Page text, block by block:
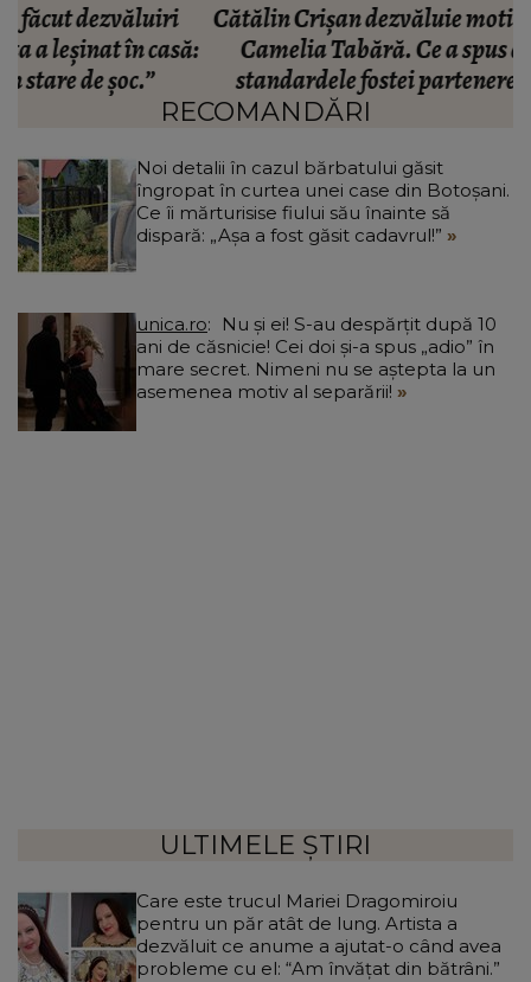
Cătălin Crișan dezvăluie motivul despărțirii de
Camelia Tabără. Ce a spus artistul despre
standardele fostei partenere: „Nu pot să...”
RECOMANDĂRI
Noi detalii în cazul bărbatului găsit
îngropat în curtea unei case din Botoșani.
Ce îi mărturisise fiului său înainte să
dispară: „Așa a fost găsit cadavrul!”
unica.ro
ani de căsnicie! Cei doi și-a spus „adio” în
mare secret. Nimeni nu se aștepta la un
asemenea motiv al separării!
ULTIMELE ȘTIRI
Care este trucul Mariei Dragomiroiu
pentru un păr atât de lung. Artista a
dezvăluit ce anume a ajutat-o când avea
probleme cu el: “Am învățat din bătrâni.”